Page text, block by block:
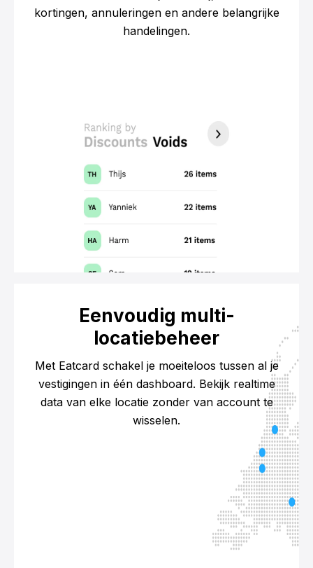
kortingen, annuleringen en andere belangrijke
handelingen.
Eenvoudig multi-
locatiebeheer
Met Eatcard schakel je moeiteloos tussen al je
vestigingen in één dashboard. Bekijk realtime
data van elke locatie zonder van account te
wisselen.